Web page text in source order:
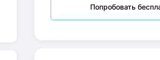
Попробовать